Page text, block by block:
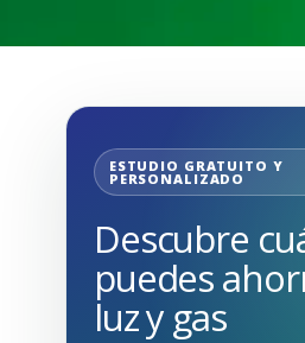
ESTUDIO GRATUITO Y
PERSONALIZADO
Descubre
puedes
luz y gas